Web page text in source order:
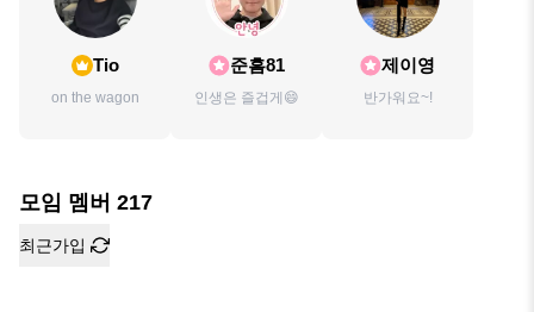
Tio
on the wagon
준흠81
인생은 즐겁게😄
제이영
반가워요~!
모임 멤버 217
최근가입